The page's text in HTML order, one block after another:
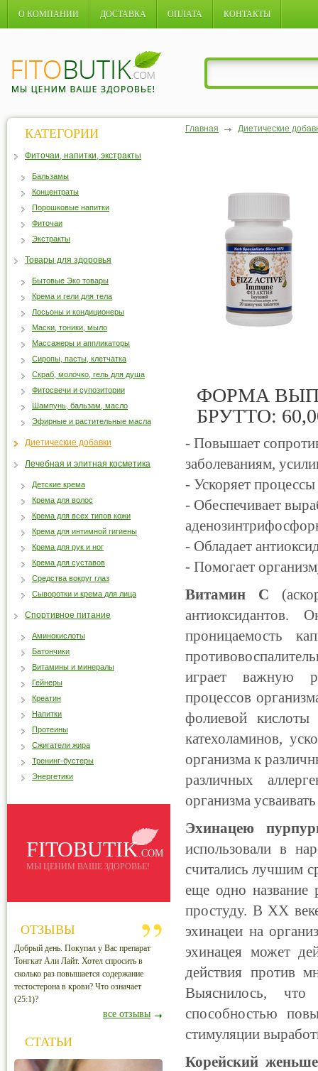
О КОМПАНИИ ДОСТАВКА ОПЛАТА КОНТАКТЫ
Главная Диетические
ФОРМА
БРУТТО:
- Повышает
заболеваниям,
- Ускоряет
- Обеспечивает
- Обладает
- Помогает
Витамин С
антиоксидантов.
проницаемость
играет важную
процессов
фолиевой
катехоламинов,
организма к
различных
организма
Эхинацею
использовали в
считались лучшим
еще одно название
простуду. В ХХ
эхинацеи на
эхинацея может
действия против
Выяснилось,
способностью
стимуляции
Корейский
КАТЕГОРИИ
Фиточаи, напитки, экстракты
Бальзамы
Концентраты
Порошковые напитки
Фиточаи
Экстракты
Товары для здоровья
Бытовые Эко товары
Крема и гели для тела
Лосьоны и кондиционеры
Маски, тоники, мыло
Массажеры и аппликаторы
Сиропы, пасты, клетчатка
Скраб, молочко, гель для душа
Фитосвечи и супозитории
Шампунь, бальзам, масло
Эфирные и растительные масла
Диетические добавки
Лечебная и элитная косметика
Детские крема
Крема для волос
Крема для всех типов кожи
Крема для интимной гигиены
Крема для рук и ног
Крема для суставов
Средства вокруг глаз
Сыворотки и крема для лица
Спортивное питание
Аминокислоты
Батончики
Витамины и минералы
Гейнеры
Креатин
Напитки
Протеины
Сжигатели жира
Тренинг-бустеры
Энергетики
FITOBUTIK.COM
МЫ ЦЕНИМ ВАШЕ ЗДОРОВЬЕ!
ОТЗЫВЫ
Добрый день. Покупал у Вас препарат
Тонгкат Али Лайт. Хотел спросить в
сколько раз повышается содержание
тестостерона в крови? Что означает
(25:1)?
все отзывы
СТАТЬИ